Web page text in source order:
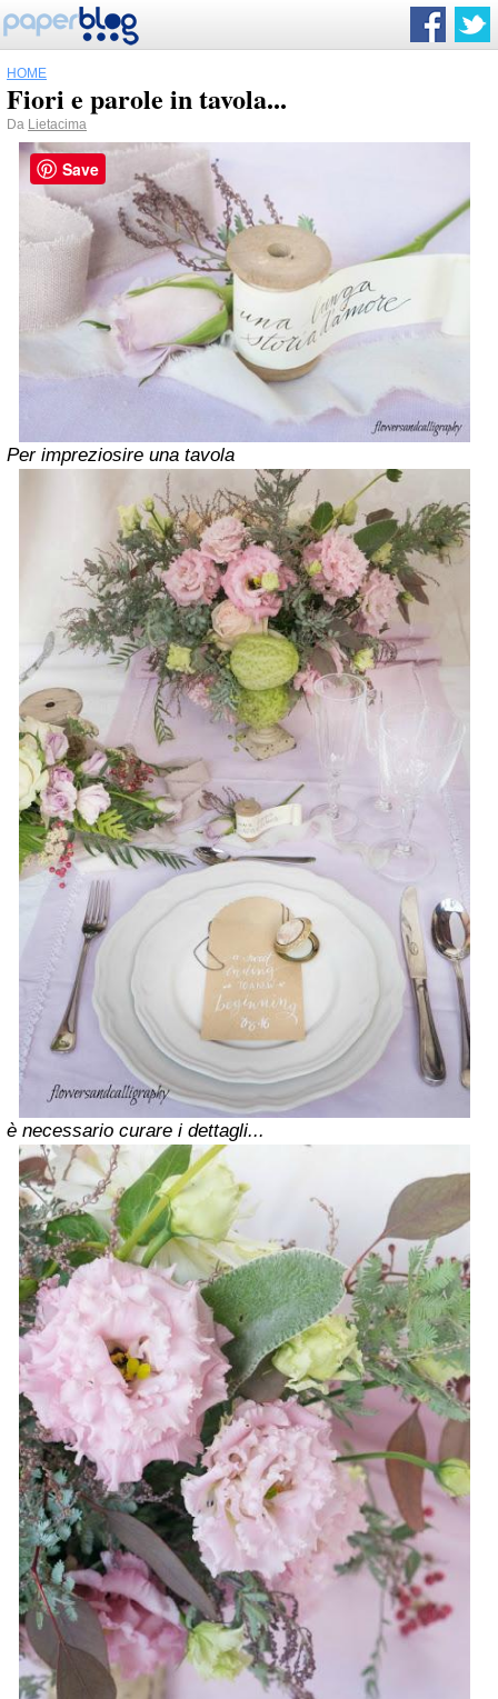
HOME
Fiori e parole in tavola...
Da Lietacima
Per impreziosire una tavola
è necessario curare i dettagli...
Save